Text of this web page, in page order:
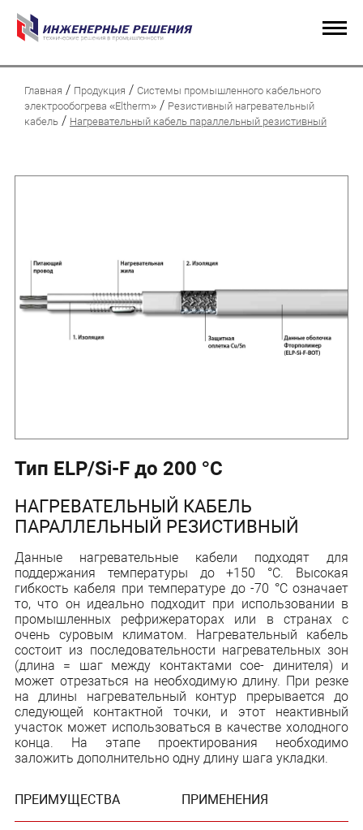
Главная / Продукция / Системы промышленного кабельного
электрообогрева «Eltherm» / Резистивный нагревательный
кабель / Нагревательный кабель параллельный резистивный
Тип ELP/Si-F до 200 °C
НАГРЕВАТЕЛЬНЫЙ КАБЕЛЬ
ПАРАЛЛЕЛЬНЫЙ РЕЗИСТИВНЫЙ
Данные нагревательные кабели подходят для
поддержания температуры до +150 °С. Высокая
гибкость кабеля при температуре до -70 °С означает
то, что он идеально подходит при использовании в
промышленных рефрижераторах или в странах с
очень суровым климатом. Нагревательный кабель
состоит из последовательности нагревательных зон
(длина = шаг между контактами сое- динителя) и
может отрезаться на необходимую длину. При резке
на длины нагревательный контур прерывается до
следующей контактной точки, и этот неактивный
участок может использоваться в качестве холодного
конца. На этапе проектирования необходимо
заложить дополнительно одну длину шага укладки.
ПРЕИМУЩЕСТВА ПРИМЕНЕНИЯ